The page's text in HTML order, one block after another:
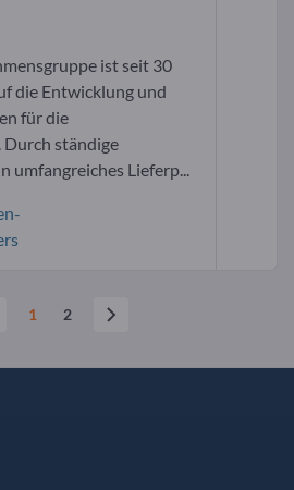
ist seit 30
die Entwicklung und
für die
ständige
Lieferp...
1 2